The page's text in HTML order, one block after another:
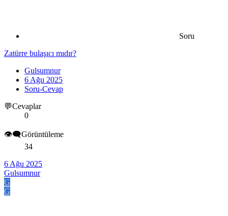
Soru
Zatürre bulaşıcı mıdır?
Gulsumnur
6 Ağu 2025
Soru-Cevap
💬Cevaplar
0
👁️‍🗨️Görüntüleme
34
6 Ağu 2025
Gulsumnur
G
G